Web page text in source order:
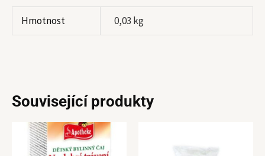
Hmotnost 0,03 kg
Související produkty